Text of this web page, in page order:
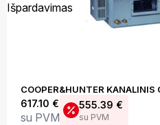
Išpardavimas
COOPER&HUNTER KANALINIS
617.10 €
su PVM
555.39 €
su PVM